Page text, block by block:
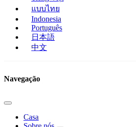
แบบไทย
Indonesia
Português
日本語
中文
Navegação
Casa